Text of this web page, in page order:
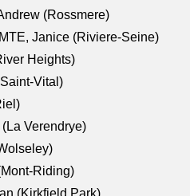
(Rossmere)
Janice (Riviere-Seine)
Heights)
Vital)
Verendrye)
Riding)
(Kirkfield Park)